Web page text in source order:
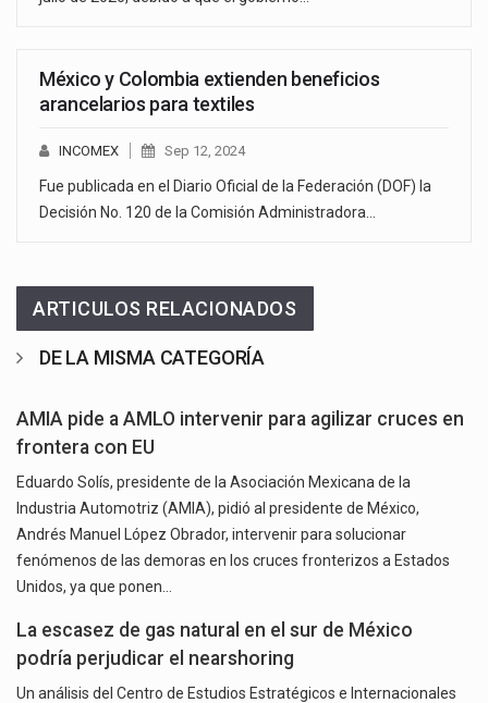
México y Colombia extienden beneficios
arancelarios para textiles
INCOMEX Sep 12, 2024
Fue publicada en el Diario Oficial de la Federación (DOF) la
Decisión No. 120 de la Comisión Administradora…
ARTICULOS RELACIONADOS
DE LA MISMA CATEGORÍA
AMIA pide a AMLO intervenir para agilizar cruces en
frontera con EU
Eduardo Solís, presidente de la Asociación Mexicana de la
Industria Automotriz (AMIA), pidió al presidente de México,
Andrés Manuel López Obrador, intervenir para solucionar
fenómenos de las demoras en los cruces fronterizos a Estados
Unidos, ya que ponen…
La escasez de gas natural en el sur de México
podría perjudicar el nearshoring
Un análisis del Centro de Estudios Estratégicos e Internacionales